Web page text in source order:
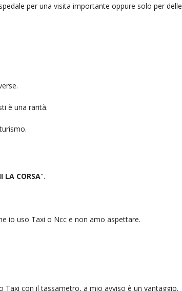
per una visita importante oppure solo per delle
è una rarità.
LA CORSA".
io uso Taxi o Ncc e non amo aspettare.
con il tassametro, a mio avviso è un vantaggio.